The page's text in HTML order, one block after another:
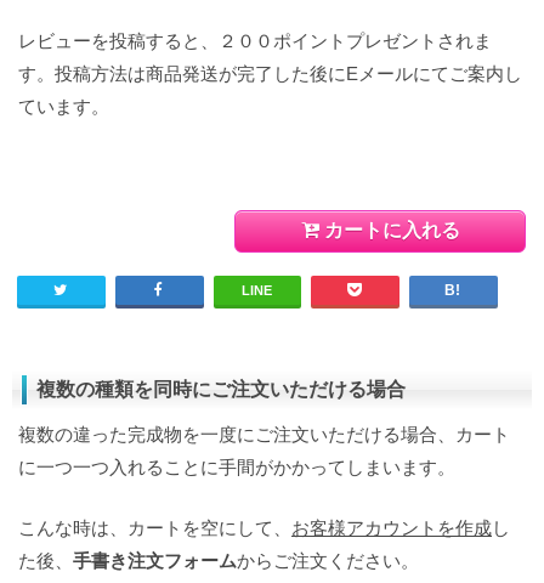
レビューを投稿すると、２００ポイントプレゼントされま
す。投稿方法は商品発送が完了した後にEメールにてご案内し
ています。
カートに入れる
LINE
複数の種類を同時にご注文いただける場合
複数の違った完成物を一度にご注文いただける場合、カート
に一つ一つ入れることに手間がかかってしまいます。
こんな時は、カートを空にして、 お客様アカウントを作成し
た後、 手書き注文フォームからご注文ください。